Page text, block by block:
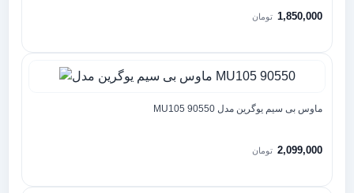
1,850,000 تومان
ماوس بی سیم یوگرین مدل MU105 90550
2,099,000 تومان